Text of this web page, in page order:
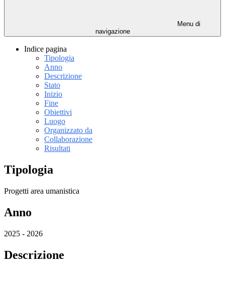
Menu di
navigazione
Indice pagina
Tipologia
Anno
Descrizione
Stato
Inizio
Fine
Obiettivi
Luogo
Organizzato da
Collaborazione
Risultati
Tipologia
Progetti area umanistica
Anno
2025 - 2026
Descrizione